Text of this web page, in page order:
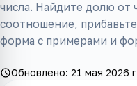
числа. Найдите долю от
соотношение,
форма с примерами и
Обновлено: 21 мая 2026